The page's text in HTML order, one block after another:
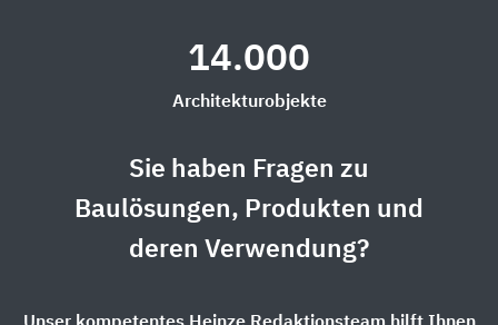
14.000
Architekturobjekte
Sie haben Fragen zu
Baulösungen, Produkten und
deren Verwendung?